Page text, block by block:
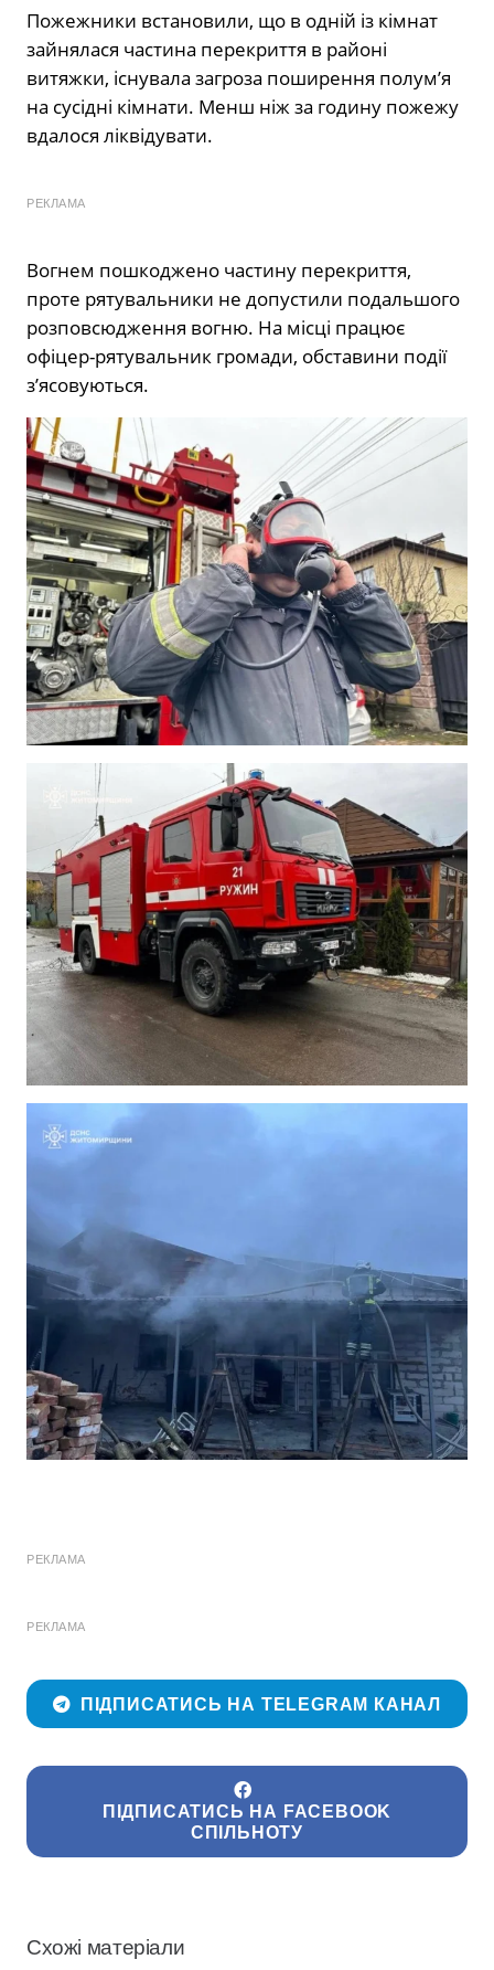
Пожежники встановили, що в одній із кімнат
зайнялася частина перекриття в районі
витяжки, існувала загроза поширення полум’я
на сусідні кімнати. Менш ніж за годину пожежу
вдалося ліквідувати.
РЕКЛАМА
Вогнем пошкоджено частину перекриття,
проте рятувальники не допустили подальшого
розповсюдження вогню. На місці працює
офіцер-рятувальник громади, обставини події
з’ясовуються.
РЕКЛАМА
РЕКЛАМА
ПІДПИСАТИСЬ НА TELEGRAM КАНАЛ
ПІДПИСАТИСЬ НА FACEBOOK
СПІЛЬНОТУ
Схожі матеріали